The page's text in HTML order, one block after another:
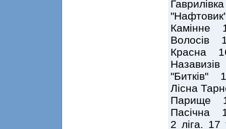
Волосів
Красна
Лісна
Парище
2 ліга.